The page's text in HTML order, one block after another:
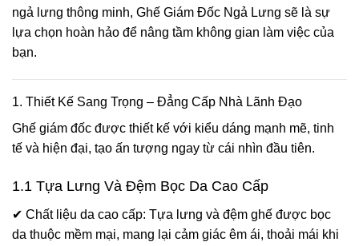
ngả lưng thông minh, Ghế Giám Đốc Ngả Lưng sẽ là sự
lựa chọn hoàn hảo để nâng tầm không gian làm việc của
bạn.
1. Thiết Kế Sang Trọng – Đẳng Cấp Nhà Lãnh Đạo
Ghế giám đốc được thiết kế với kiểu dáng mạnh mẽ, tinh
tế và hiện đại, tạo ấn tượng ngay từ cái nhìn đầu tiên.
1.1 Tựa Lưng Và Đệm Bọc Da Cao Cấp
✔ Chất liệu da cao cấp: Tựa lưng và đệm ghế được bọc
da thuộc mềm mại, mang lại cảm giác êm ái, thoải mái khi